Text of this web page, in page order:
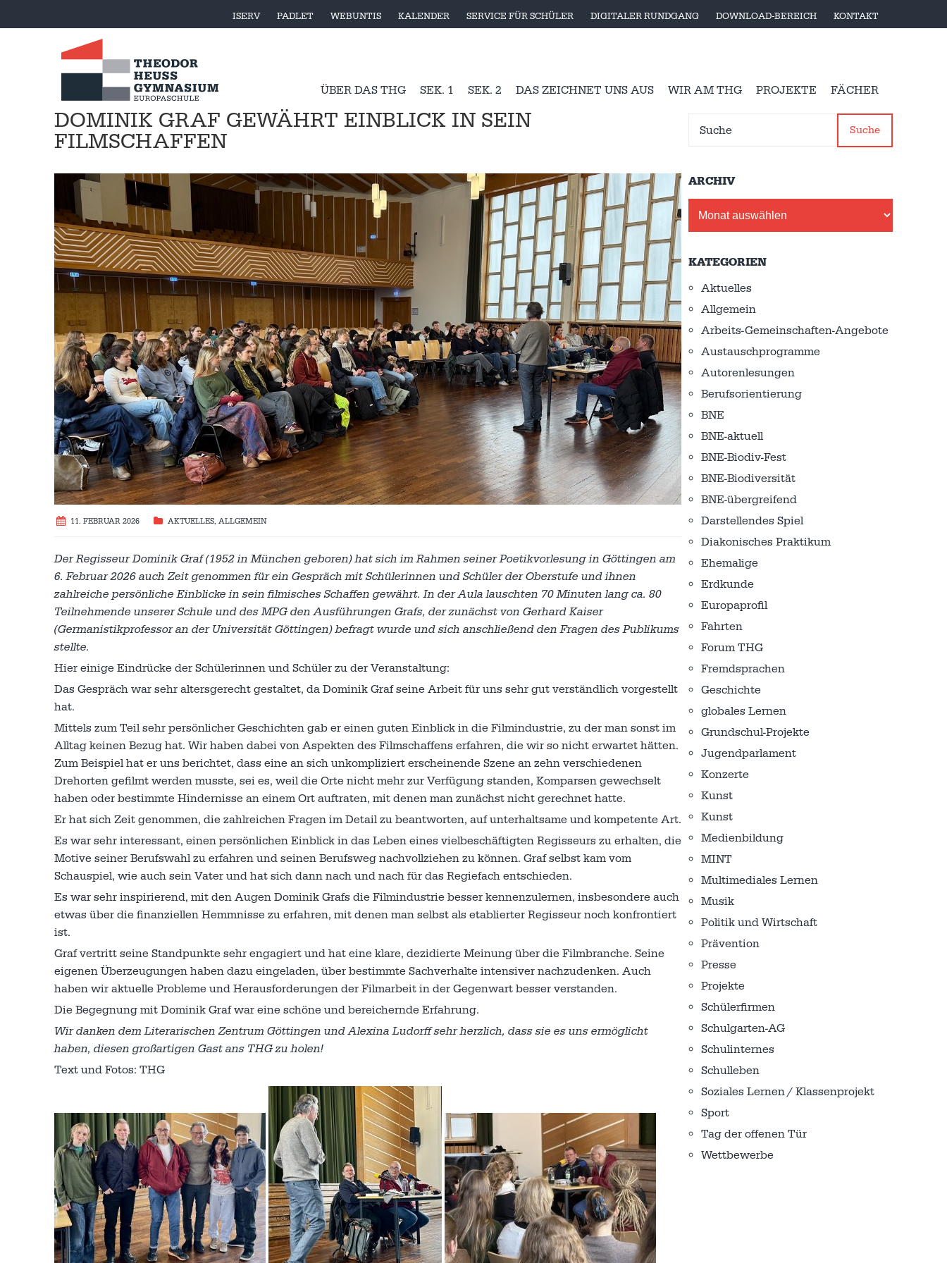
ISERV PADLET WEBUNTIS KALENDER SERVICE FÜR SCHÜLER DIGITALER RUNDGANG DOWNLOAD-BEREICH KONTAKT
ÜBER DAS THG SEK. 1 SEK. 2 DAS ZEICHNET UNS AUS WIR AM THG PROJEKTE FÄCHER
DOMINIK GRAF GEWÄHRT EINBLICK IN SEIN
FILMSCHAFFEN
11. FEBRUAR 2026 AKTUELLES, ALLGEMEIN
Der Regisseur Dominik Graf (1952 in München geboren) hat sich im Rahmen seiner Poetikvorlesung in Göttingen am
6. Februar 2026 auch Zeit genommen für ein Gespräch mit Schülerinnen und Schüler der Oberstufe und ihnen
zahlreiche persönliche Einblicke in sein filmisches Schaffen gewährt. In der Aula lauschten 70 Minuten lang ca. 80
Teilnehmende unserer Schule und des MPG den Ausführungen Grafs, der zunächst von Gerhard Kaiser
(Germanistikprofessor an der Universität Göttingen) befragt wurde und sich anschließend den Fragen des Publikums
stellte.
Hier einige Eindrücke der Schülerinnen und Schüler zu der Veranstaltung:
Das Gespräch war sehr altersgerecht gestaltet, da Dominik Graf seine Arbeit für uns sehr gut verständlich vorgestellt
hat.
Mittels zum Teil sehr persönlicher Geschichten gab er einen guten Einblick in die Filmindustrie, zu der man sonst im
Alltag keinen Bezug hat. Wir haben dabei von Aspekten des Filmschaffens erfahren, die wir so nicht erwartet hätten.
Zum Beispiel hat er uns berichtet, dass eine an sich unkompliziert erscheinende Szene an zehn verschiedenen
Drehorten gefilmt werden musste, sei es, weil die Orte nicht mehr zur Verfügung standen, Komparsen gewechselt
haben oder bestimmte Hindernisse an einem Ort auftraten, mit denen man zunächst nicht gerechnet hatte.
Er hat sich Zeit genommen, die zahlreichen Fragen im Detail zu beantworten, auf unterhaltsame und kompetente Art.
Es war sehr interessant, einen persönlichen Einblick in das Leben eines vielbeschäftigten Regisseurs zu erhalten, die
Motive seiner Berufswahl zu erfahren und seinen Berufsweg nachvollziehen zu können. Graf selbst kam vom
Schauspiel, wie auch sein Vater und hat sich dann nach und nach für das Regiefach entschieden.
Es war sehr inspirierend, mit den Augen Dominik Grafs die Filmindustrie besser kennenzulernen, insbesondere auch
etwas über die finanziellen Hemmnisse zu erfahren, mit denen man selbst als etablierter Regisseur noch konfrontiert
ist.
Graf vertritt seine Standpunkte sehr engagiert und hat eine klare, dezidierte Meinung über die Filmbranche. Seine
eigenen Überzeugungen haben dazu eingeladen, über bestimmte Sachverhalte intensiver nachzudenken. Auch
haben wir aktuelle Probleme und Herausforderungen der Filmarbeit in der Gegenwart besser verstanden.
Die Begegnung mit Dominik Graf war eine schöne und bereichernde Erfahrung.
Wir danken dem Literarischen Zentrum Göttingen und Alexina Ludorff sehr herzlich, dass sie es uns ermöglicht
haben, diesen großartigen Gast ans THG zu holen!
Text und Fotos: THG
Suche
ARCHIV
KATEGORIEN
Aktuelles
Allgemein
Arbeits-Gemeinschaften-Angebote
Austausch­programme
Autorenlesungen
Berufsorientierung
BNE
BNE-aktuell
BNE-Biodiv-Fest
BNE-Biodiversität
BNE-übergreifend
Darstellendes Spiel
Diakonisches Praktikum
Ehemalige
Erdkunde
Europaprofil
Fahrten
Forum THG
Fremdsprachen
Geschichte
globales Lernen
Grundschul-Projekte
Jugendparlament
Konzerte
Kunst
Kunst
Medienbildung
MINT
Multimediales Lernen
Musik
Politik und Wirtschaft
Prävention
Presse
Projekte
Schülerfirmen
Schulgarten-AG
Schulinternes
Schulleben
Soziales Lernen / Klassenprojekt
Sport
Tag der offenen Tür
Wettbewerbe